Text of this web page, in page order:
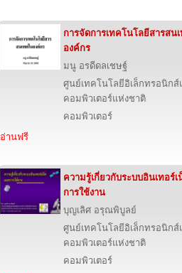
การจัดการเทคโนโลยีสารสน
องค์กร
มนู อรดีดลเชษฐ์
ศูนย์เทคโนโลยีอิเล็กทรอนิกส์
คอมพิวเตอร์แห่งชาติ
คอมพิวเตอร์
อ่านฟรี
ความรู้เกี่ยวกับระบบอินเทอร์เ
การใช้งาน
บุญเลิศ อรุณพิบูลย์
ศูนย์เทคโนโลยีอิเล็กทรอนิกส์
คอมพิวเตอร์แห่งชาติ
คอมพิวเตอร์